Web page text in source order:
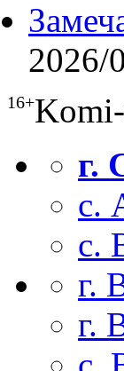
2026/
16+
г.
с.
с.
г.
г.